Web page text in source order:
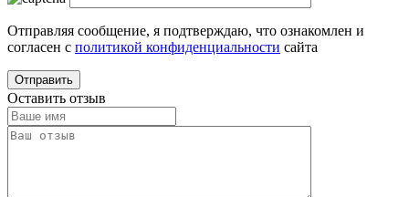
Отправляя сообщение, я подтверждаю, что ознакомлен и
согласен с политикой конфиденциальности сайта
Оставить отзыв